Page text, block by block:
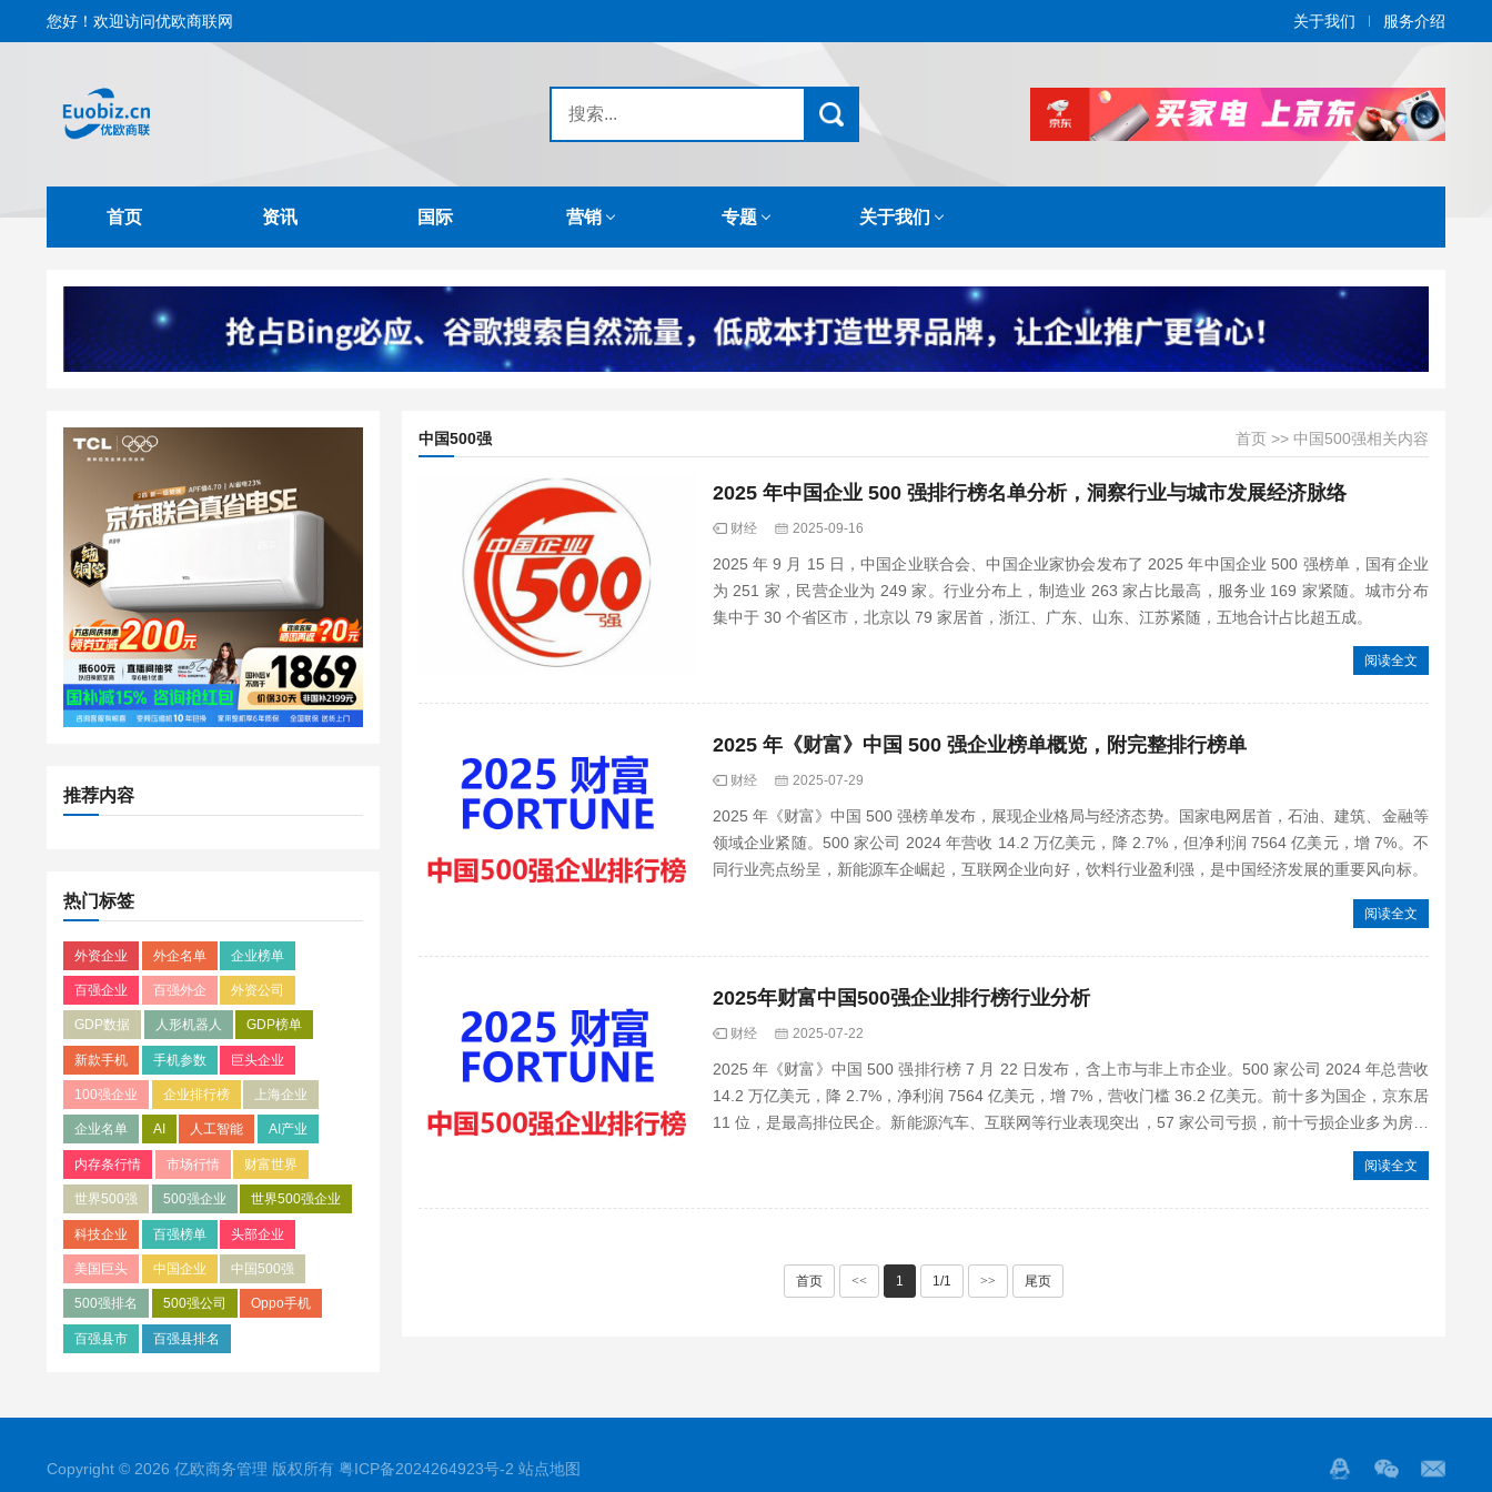
您好！欢迎访问优欧商联网 关于我们 服务介绍
首页 资讯 国际 营销 专题 关于我们
推荐内容
热门标签
外资企业 外企名单 企业榜单
百强企业 百强外企 外资公司
GDP数据 人形机器人 GDP榜单
新款手机 手机参数 巨头企业
100强企业 企业排行榜 上海企业
企业名单 AI 人工智能 AI产业
内存条行情 市场行情 财富世界
世界500强 500强企业 世界500强企业
科技企业 百强榜单 头部企业
美国巨头 中国企业 中国500强
500强排名 500强公司 Oppo手机
百强县市 百强县排名
首页 >> 中国500强相关内容
中国500强
2025 年中国企业 500 强排行榜名单分析，洞察行业与城市发展经济脉络
财经 2025-09-16
2025 年 9 月 15 日，中国企业联合会、中国企业家协会发布了 2025 年中国企业 500 强榜单，国有企业
为 251 家，民营企业为 249 家。行业分布上，制造业 263 家占比最高，服务业 169 家紧随。城市分布
集中于 30 个省区市，北京以 79 家居首，浙江、广东、山东、江苏紧随，五地合计占比超五成。
阅读全文
2025 年《财富》中国 500 强企业榜单概览，附完整排行榜单
财经 2025-07-29
2025 年《财富》中国 500 强榜单发布，展现企业格局与经济态势。国家电网居首，石油、建筑、金融等
领域企业紧随。500 家公司 2024 年营收 14.2 万亿美元，降 2.7%，但净利润 7564 亿美元，增 7%。不
同行业亮点纷呈，新能源车企崛起，互联网企业向好，饮料行业盈利强，是中国经济发展的重要风向标。
阅读全文
2025年财富中国500强企业排行榜行业分析
财经 2025-07-22
2025 年《财富》中国 500 强排行榜 7 月 22 日发布，含上市与非上市企业。500 家公司 2024 年总营收
14.2 万亿美元，降 2.7%，净利润 7564 亿美元，增 7%，营收门槛 36.2 亿美元。前十多为国企，京东居
11 位，是最高排位民企。新能源汽车、互联网等行业表现突出，57 家公司亏损，前十亏损企业多为房企
阅读全文
首页 << 1 1/1 >> 尾页
Copyright © 2026 亿欧商务管理 版权所有 粤ICP备2024264923号-2 站点地图